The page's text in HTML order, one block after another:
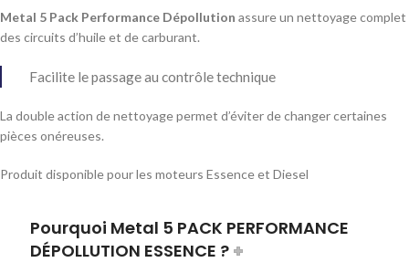
Metal 5 Pack Performance Dépollution assure un nettoyage complet
des circuits d’huile et de carburant.
Facilite le passage au contrôle technique
La double action de nettoyage permet d’éviter de changer certaines
pièces onéreuses.
Produit disponible pour les moteurs Essence et Diesel
Pourquoi Metal 5 PACK PERFORMANCE
DÉPOLLUTION ESSENCE ?